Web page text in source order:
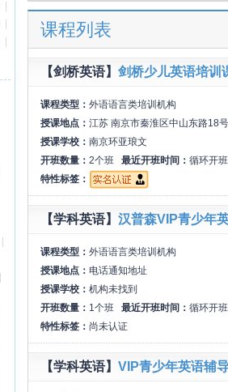
课程列表
【剑桥英语】 剑桥少儿英语培训
课程类型： 外语语言类培训机构
授课地点： 江苏 南京市秦淮区中山东路18
授课学校： 南京环亚琅文
开班数量： 2个班 最近开班时间： 循环开班
特性标签：
【学科英语】 汉普森VIP青少年
课程类型： 外语语言类培训机构
授课地点： 电话通知地址
授课学校： 机构未找到
开班数量： 1个班 最近开班时间： 循环开班
特性标签： 尚未认证
【学科英语】 VIP青少年英语辅